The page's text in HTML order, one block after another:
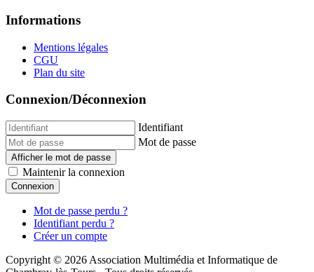
Informations
Mentions légales
CGU
Plan du site
Connexion/Déconnexion
Identifiant
Mot de passe
Afficher le mot de passe
Maintenir la connexion
Connexion
Mot de passe perdu ?
Identifiant perdu ?
Créer un compte
Copyright © 2026 Association Multimédia et Informatique de